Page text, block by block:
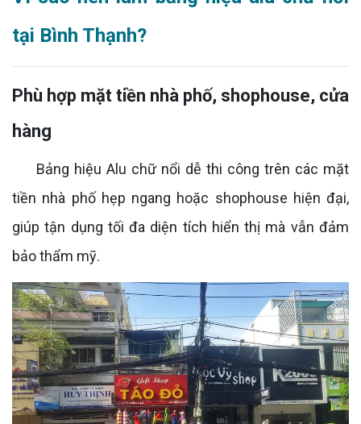
tại Bình Thạnh?
Phù hợp mặt tiền nhà phố, shophouse, cửa
hàng
Bảng hiệu Alu chữ nổi dễ thi công trên các mặt
tiền nhà phố hẹp ngang hoặc shophouse hiện đại,
giúp tận dụng tối đa diện tích hiển thị mà vẫn đảm
bảo thẩm mỹ.